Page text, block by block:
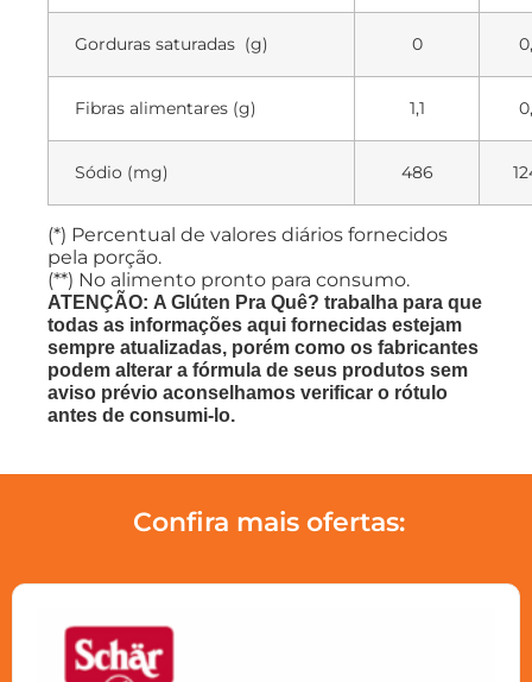
Gorduras saturadas (g) 0
Fibras alimentares (g) 1,1
Sódio (mg) 486
(*) Percentual de valores diários fornecidos
pela porção.
(**) No alimento pronto para consumo.
ATENÇÃO: A Glúten Pra Quê? trabalha para que
todas as informações aqui fornecidas estejam
sempre atualizadas, porém como os fabricantes
podem alterar a fórmula de seus produtos sem
aviso prévio aconselhamos verificar o rótulo
antes de consumi-lo.
Confira mais ofertas: